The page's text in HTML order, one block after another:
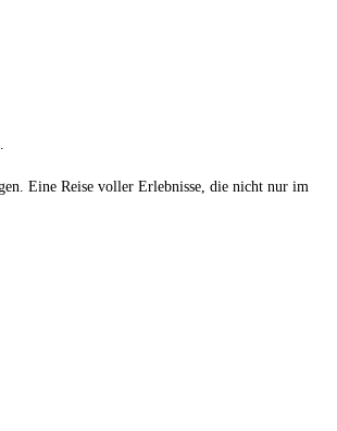
Eine Reise voller Erlebnisse, die nicht nur im